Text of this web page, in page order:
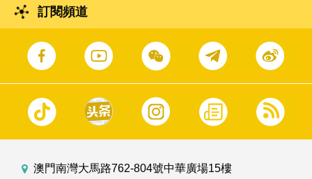
訂閱頻道
澳門南灣大馬路762-804號中華廣場15樓